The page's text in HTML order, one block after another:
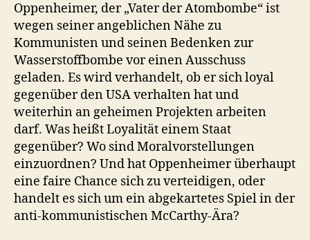
Oppenheimer, der „Vater der Atombombe“ ist
wegen seiner angeblichen Nähe zu
Kommunisten und seinen Bedenken zur
Wasserstoffbombe vor einen Ausschuss
geladen. Es wird verhandelt, ob er sich loyal
gegenüber den USA verhalten hat und
weiterhin an geheimen Projekten arbeiten
darf. Was heißt Loyalität einem Staat
gegenüber? Wo sind Moralvorstellungen
einzuordnen? Und hat Oppenheimer überhaupt
eine faire Chance sich zu verteidigen, oder
handelt es sich um ein abgekartetes Spiel in der
anti-kommunistischen McCarthy-Ära?